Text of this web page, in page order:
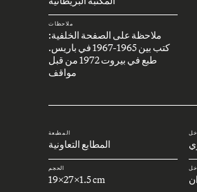
ملاحظات
ملاحظة على الصفحة الخلفية:
كتب بين 1965-1967 في باريس.
طبع في بيروت 1972 من قبل
مواقف
المطبعة
المطابع التعاونية
الحجم
19x27x1.5 cm